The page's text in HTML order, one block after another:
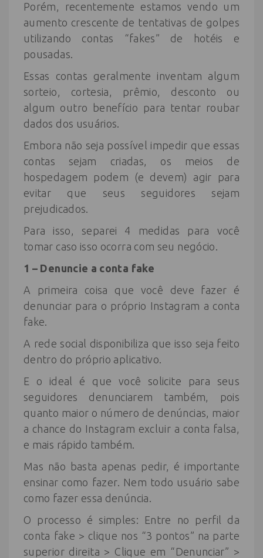
Porém, recentemente estamos vendo um
aumento crescente de tentativas de golpes
utilizando contas “fakes” de hotéis e
pousadas.
Essas contas geralmente inventam algum
sorteio, cortesia, prêmio, desconto ou
algum outro benefício para tentar roubar
dados dos usuários.
Embora não seja possível impedir que essas
contas sejam criadas, os meios de
hospedagem podem (e devem) agir para
evitar que seus seguidores sejam
prejudicados.
Para isso, separei 4 medidas para você
tomar caso isso ocorra com seu negócio.
1 – Denuncie a conta fake
A primeira coisa que você deve fazer é
denunciar para o próprio Instagram a conta
fake.
A rede social disponibiliza que isso seja feito
dentro do próprio aplicativo.
E o ideal é que você solicite para seus
seguidores denunciarem também, pois
quanto maior o número de denúncias, maior
a chance do Instagram excluir a conta falsa,
e mais rápido também.
Mas não basta apenas pedir, é importante
ensinar como fazer. Nem todo usuário sabe
como fazer essa denúncia.
O processo é simples: Entre no perfil da
conta fake > clique nos “3 pontos” na parte
superior direita > Clique em “Denunciar” >